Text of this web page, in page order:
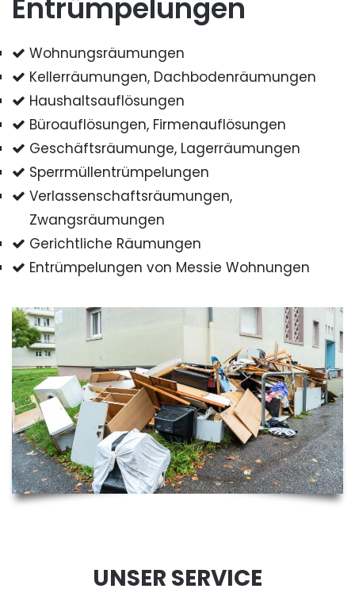
Entrümpelungen
Wohnungsräumungen
Kellerräumungen, Dachbodenräumungen
Haushaltsauflösungen
Büroauflösungen, Firmenauflösungen
Geschäftsräumunge, Lagerräumungen
Sperrmüllentrümpelungen
Verlassenschaftsräumungen,
Zwangsräumungen
Gerichtliche Räumungen
Entrümpelungen von Messie Wohnungen
UNSER SERVICE